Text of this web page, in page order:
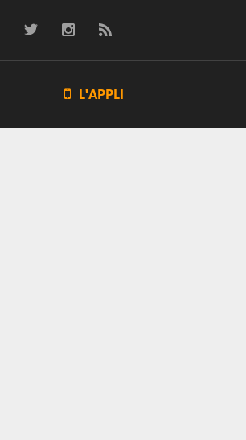
 L'APPLI